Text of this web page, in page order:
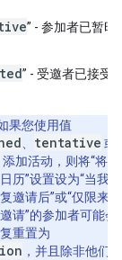
” - 参加者已暂时
” - 受邀者已接受
果您使用值
tentative 或
添加活动，则将“将
历”设置设为“当我
邀请后”或“仅限来
请”的参加者可能会
重置为
，并且除非他们